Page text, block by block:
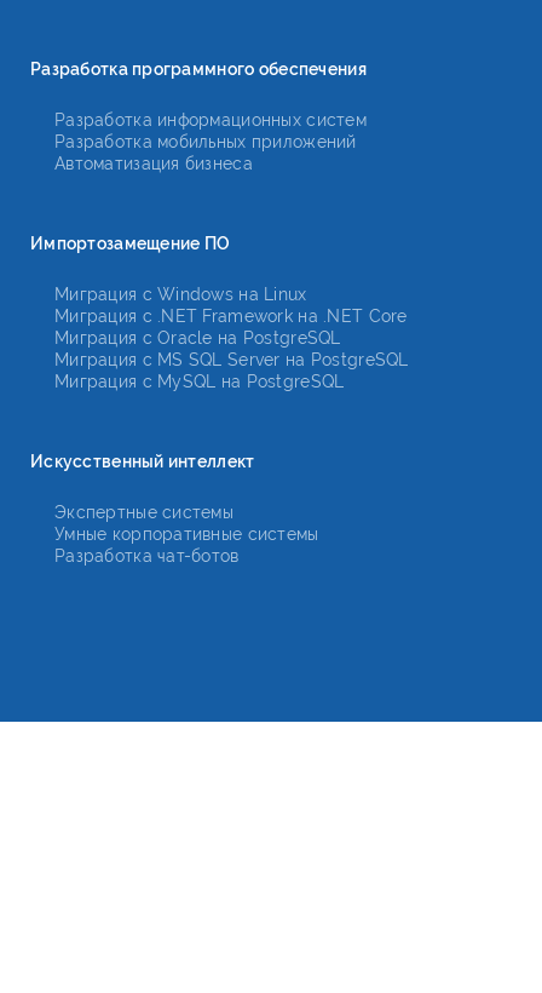
Разработка программного обеспечения
Разработка информационных систем
Разработка мобильных приложений
Автоматизация бизнеса
Импортозамещение ПО
Миграция с Windows на Linux
Миграция с .NET Framework на .NET Core
Миграция с Oracle на PostgreSQL
Миграция с MS SQL Server на PostgreSQL
Миграция с MySQL на PostgreSQL
Искусственный интеллект
Экспертные системы
Умные корпоративные системы
Разработка чат-ботов